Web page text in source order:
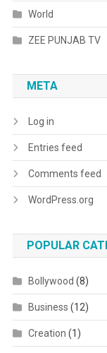
World
ZEE PUNJAB TV
META
Log in
Entries feed
Comments feed
WordPress.org
POPULAR
Bollywood (8)
Business (12)
Creation (1)